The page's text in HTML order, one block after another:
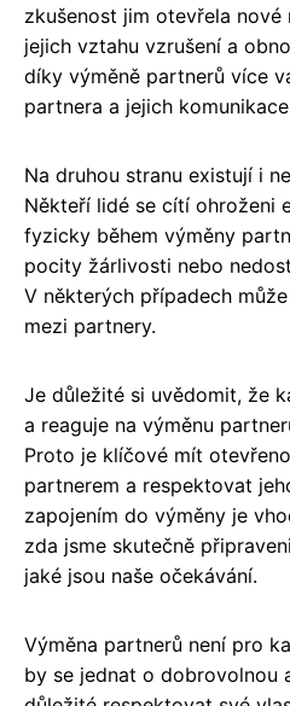
zkušenost jim otevřela
jejich vztahu vzrušení a
díky výměně partnerů více
partnera a jejich
Na druhou stranu existují i
Někteří lidé se cítí ohroženi
fyzicky během výměny
pocity žárlivosti nebo
V některých případech
mezi partnery.
Je důležité si uvědomit, že
a reaguje na výměnu
Proto je klíčové mít
partnerem a respektovat
zapojením do výměny je
zda jsme skutečně
jaké jsou naše očekávání.
Výměna partnerů není pro
by se jednat o dobrovolnou